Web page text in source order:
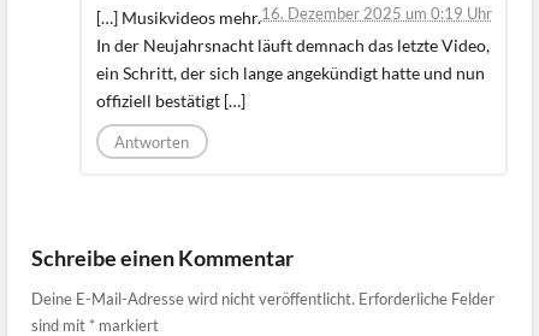
16. Dezember 2025 um 0:19 Uhr
[…] Musikvideos mehr.
In der Neujahrsnacht läuft demnach das letzte Video,
ein Schritt, der sich lange angekündigt hatte und nun
offiziell bestätigt […]
Antworten
Schreibe einen Kommentar
Deine E-Mail-Adresse wird nicht veröffentlicht. Erforderliche Felder
sind mit * markiert